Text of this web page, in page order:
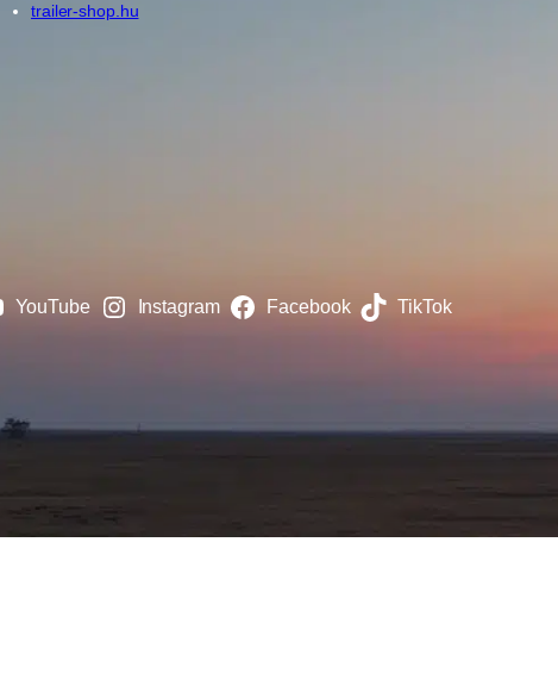
trailer-shop.hu
YouTube Instagram Facebook TikTok